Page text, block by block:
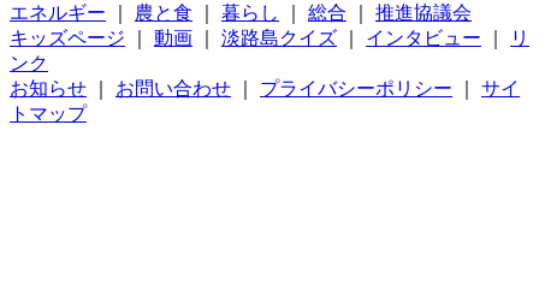
エネルギー
農と食 暮らし 総合
推進協議会
キッズページ
動画 淡路島クイズ インタビュー
リ
ンク
お知らせ
お問い合わせ プライバシーポリシー
サイ
トマップ